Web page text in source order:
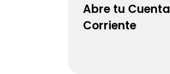
Abre tu Cuenta
Corriente